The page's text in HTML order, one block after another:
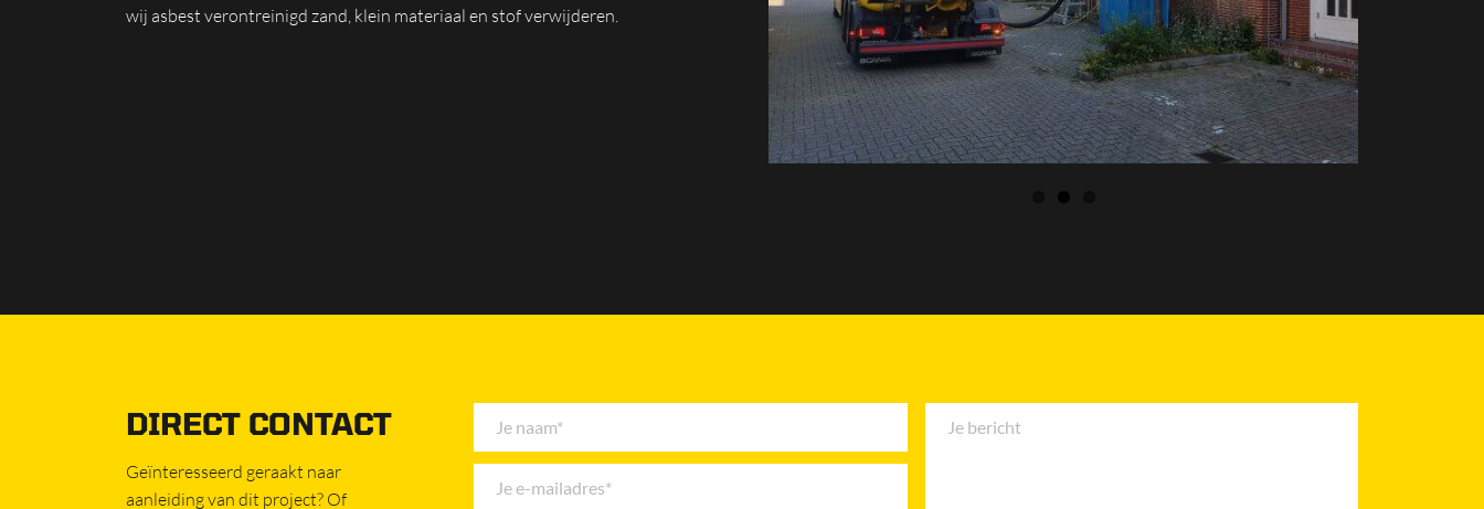
wij asbest verontreinigd zand, klein materiaal en stof verwijderen.
DIRECT CONTACT
Geïnteresseerd geraakt naar
aanleiding van dit project? Of